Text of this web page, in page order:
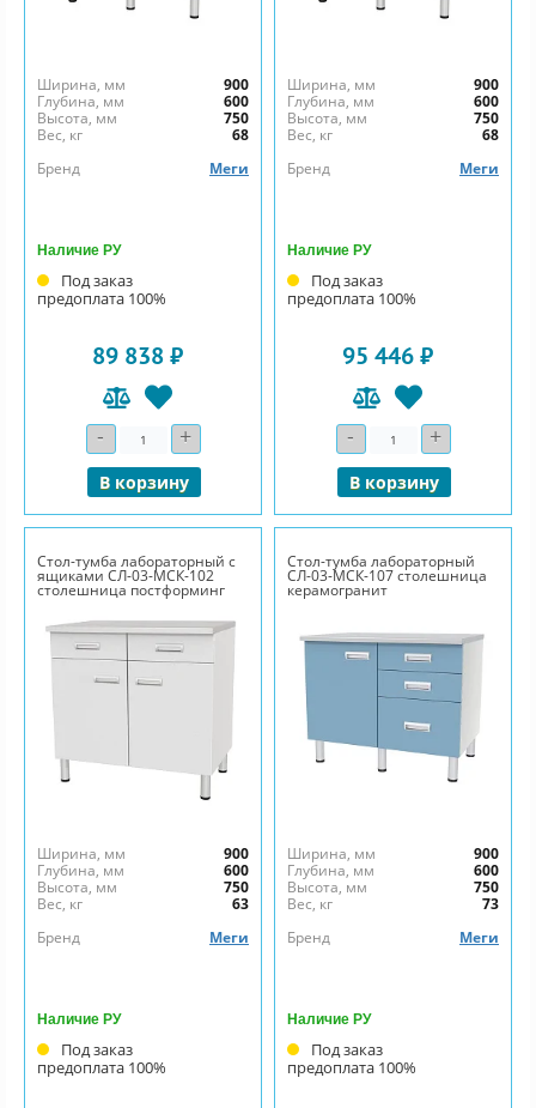
Ширина, мм
900
Глубина, мм
600
Высота, мм
750
Вес, кг
68
Бренд
Меги
Наличие РУ
Под заказ
предоплата 100%
89 838 ₽
- Количество+
В корзину
Ширина, мм
900
Глубина, мм
600
Высота, мм
750
Вес, кг
68
Бренд
Меги
Наличие РУ
Под заказ
предоплата 100%
95 446 ₽
- Количество+
В корзину
Стол-тумба лабораторный с
ящиками СЛ-03-МСК-102
столешница постформинг
Ширина, мм
900
Глубина, мм
600
Высота, мм
750
Вес, кг
63
Бренд
Меги
Наличие РУ
Под заказ
предоплата 100%
Стол-тумба лабораторный
СЛ-03-МСК-107 столешница
керамогранит
Ширина, мм
900
Глубина, мм
600
Высота, мм
750
Вес, кг
73
Бренд
Меги
Наличие РУ
Под заказ
предоплата 100%